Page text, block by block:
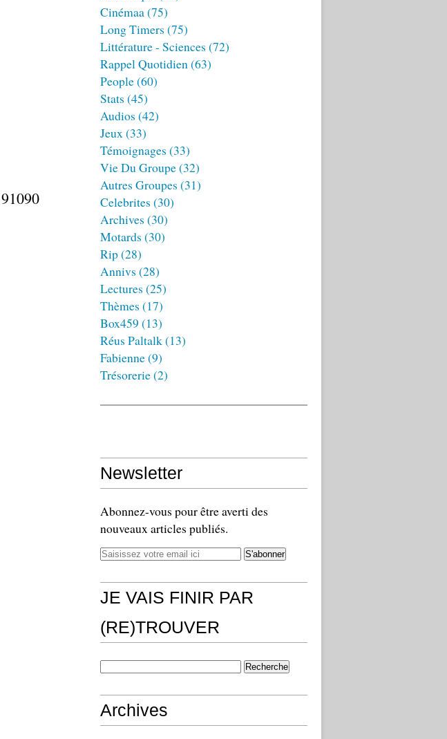
Cinémaa(75)
Long Timers (75)
Littérature - Sciences (72)
Rappel Quotidien(63)
People(60)
Stats (45)
Audios (42)
Jeux(33)
Témoignages (33)
Vie Du Groupe(32)
Autres Groupes (31)
Celebrites (30)
Archives (30)
Motards (30)
Rip(28)
Annivs (28)
Lectures (25)
Thèmes (17)
Box459 (13)
Réus Paltalk(13)
Fabienne(9)
Trésorerie(2)
Newsletter
Abonnez-vous pour être averti des
nouveaux articles publiés.
JE VAIS FINIR PAR
(RE)TROUVER
Archives